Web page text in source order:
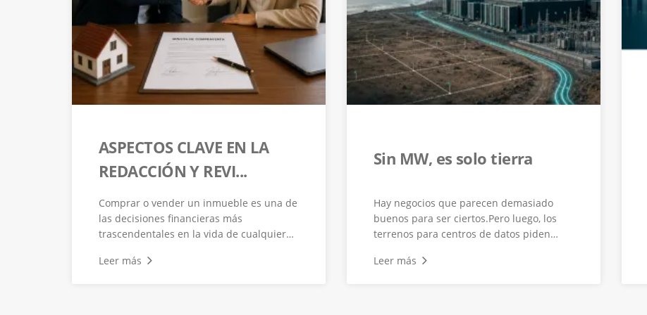
ASPECTOS CLAVE EN LA
REDACCIÓN Y REVI...
Comprar o vender un inmueble es una de
las decisiones financieras más
trascendentales en la vida de cualquier
Leer más
Sin MW, es solo tierra
Hay negocios que parecen demasiado
buenos para ser ciertos.Pero luego, los
terrenos para centros de datos piden
Leer más